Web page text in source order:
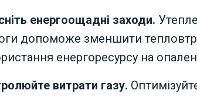
енергоощадні заходи.
допоможе зменшити
енергоресурсу на
витрати газу.